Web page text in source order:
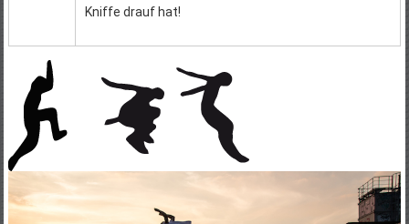
Kniffe drauf hat!